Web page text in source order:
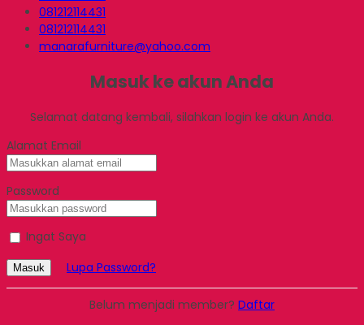
081212114431
081212114431
manarafurniture@yahoo.com
Masuk ke akun Anda
Selamat datang kembali, silahkan login ke akun Anda.
Alamat Email
Password
Ingat Saya
Masuk Lupa Password?
Belum menjadi member? Daftar